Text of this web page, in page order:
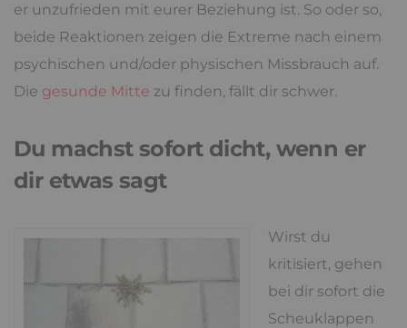
er unzufrieden mit eurer Beziehung ist. So oder so,
beide Reaktionen zeigen die Extreme nach einem
psychischen und/oder physischen Missbrauch auf.
Die gesunde Mitte zu finden, fällt dir schwer.
Du machst sofort dicht, wenn er
dir etwas sagt
Wirst du
kritisiert, gehen
bei dir sofort die
Scheuklappen